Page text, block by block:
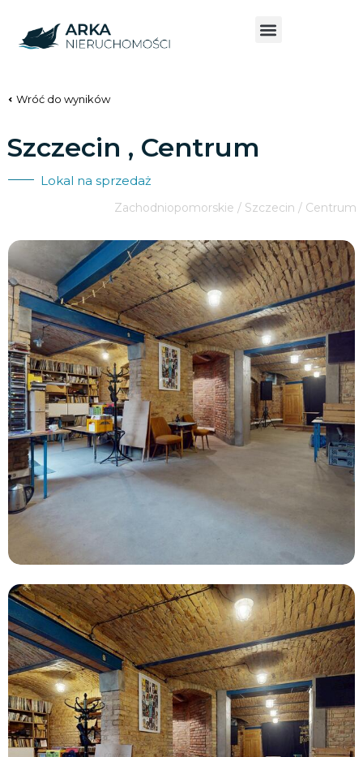
Wróć do wyników
Szczecin , Centrum
Lokal na sprzedaż
Zachodniopomorskie / Szczecin / Centrum